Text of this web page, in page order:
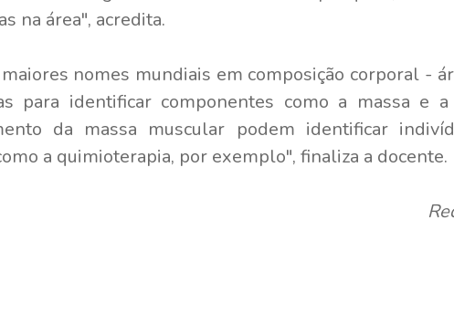
na área", acredita.
nomes mundiais em composição corporal -
para identificar componentes como a massa e
da massa muscular podem identificar
a quimioterapia, por exemplo", finaliza a docente.